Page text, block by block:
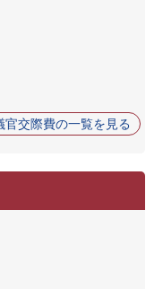
交際費の一覧を見る